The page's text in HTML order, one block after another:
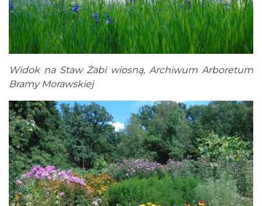
Widok na Staw Żabi wiosną, Archiwum Arboretum
Bramy Morawskiej